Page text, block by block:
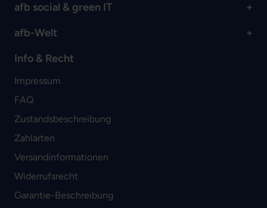
afb social & green IT
afb-Welt
Info & Recht
Impressum
FAQ
Zustandsbeschreibung
Zahlarten
Versandinformationen
Widerrufsrecht
Garantie-Beschreibung